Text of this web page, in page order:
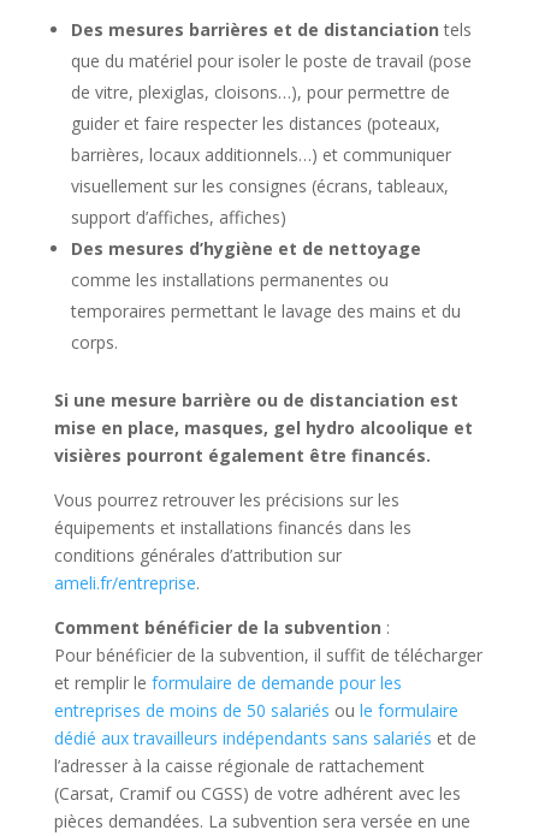
Des mesures barrières et de distanciation tels
que du matériel pour isoler le poste de travail (pose
de vitre, plexiglas, cloisons…), pour permettre de
guider et faire respecter les distances (poteaux,
barrières, locaux additionnels…) et communiquer
visuellement sur les consignes (écrans, tableaux,
support d’affiches, affiches)
Des mesures d’hygiène et de nettoyage
comme les installations permanentes ou
temporaires permettant le lavage des mains et du
corps.
Si une mesure barrière ou de distanciation est
mise en place, masques, gel hydro alcoolique et
visières pourront également être financés.
Vous pourrez retrouver les précisions sur les
équipements et installations financés dans les
conditions générales d’attribution sur
ameli.fr/entreprise.
Comment bénéficier de la subvention :
Pour bénéficier de la subvention, il suffit de télécharger
et remplir le formulaire de demande pour les
entreprises de moins de 50 salariés ou le formulaire
dédié aux travailleurs indépendants sans salariés et de
l’adresser à la caisse régionale de rattachement
(Carsat, Cramif ou CGSS) de votre adhérent avec les
pièces demandées. La subvention sera versée en une